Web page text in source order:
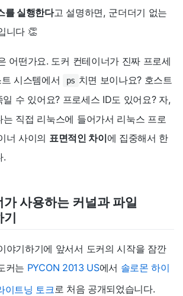
를 실행한다고 설명하면, 군더더기 없는
니다 👏
어떤가요. 도커 컨테이너가 진짜 프로세
시스템에서
ps 치면 보이나요? 호스트
일 수 있어요? 프로세스 ID도 있어요? 자,
는 직접 리눅스에 들어가서 리눅스 프로
너 사이의 표면적인 차이에 집중해서 한
.
사용하는 커널과 파일
기
야기하기에 앞서서 도커의 시작을 잠깐
커는 PYCON 2013 US에서 솔로몬 하이
이트닝 토크로 처음 공개되었습니다.